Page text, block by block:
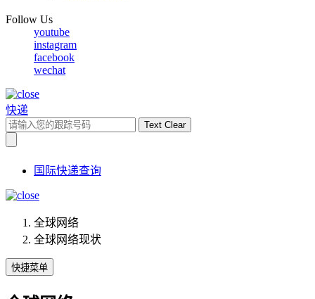
Follow Us
youtube
instagram
facebook
wechat
快递
Text Clear
国际快递查询
全球网络
全球网络现状
快捷菜单